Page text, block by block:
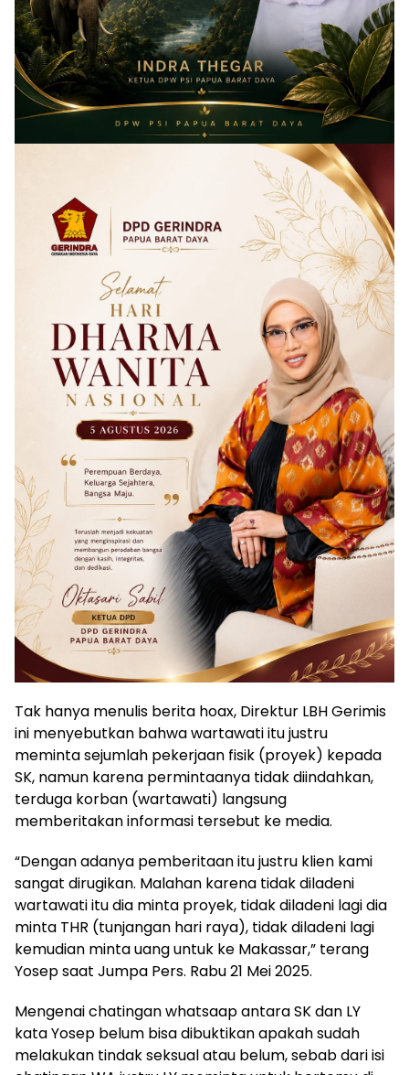
Tak hanya menulis berita hoax, Direktur LBH Gerimis
ini menyebutkan bahwa wartawati itu justru
meminta sejumlah pekerjaan fisik (proyek) kepada
SK, namun karena permintaanya tidak diindahkan,
terduga korban (wartawati) langsung
memberitakan informasi tersebut ke media.
“Dengan adanya pemberitaan itu justru klien kami
sangat dirugikan. Malahan karena tidak diladeni
wartawati itu dia minta proyek, tidak diladeni lagi dia
minta THR (tunjangan hari raya), tidak diladeni lagi
kemudian minta uang untuk ke Makassar,” terang
Yosep saat Jumpa Pers. Rabu 21 Mei 2025.
Mengenai chatingan whatsaap antara SK dan LY
kata Yosep belum bisa dibuktikan apakah sudah
melakukan tindak seksual atau belum, sebab dari isi